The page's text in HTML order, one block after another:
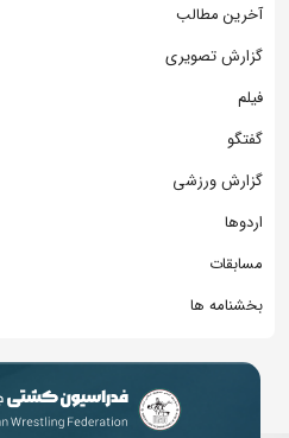
آخرین مطالب
گزارش تصویری
فیلم
گفتگو
گزارش ورزشی
اردوها
مسابقات
بخشنامه ها